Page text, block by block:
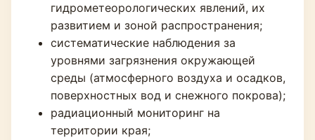
гидрометеорологических явлений, их
развитием и зоной распространения;
систематические наблюдения за
уровнями загрязнения окружающей
среды (атмосферного воздуха и осадков,
поверхностных вод и снежного покрова);
радиационный мониторинг на
территории края;